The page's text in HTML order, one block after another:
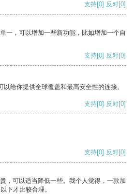
支持[0] 反对[0]
一，可以增加一些新功能，比如增加一个自
支持[0] 反对[0]
给你提供全球覆盖和最高安全性的连接。
支持[0] 反对[0]
支持[0] 反对[0]
，可以适当降低一些。我个人觉得，一款加
下才比较合理。